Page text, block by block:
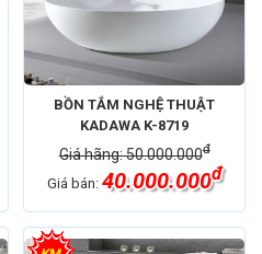
BỒN TẮM NGHỆ THUẬT
KADAWA K-8719
Giá hãng: 50.000.000đ
Giá bán: 40.000.000đ